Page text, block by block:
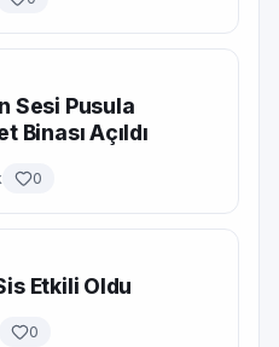
Sesi Pusula
Binası Açıldı
0
Etkili Oldu
0